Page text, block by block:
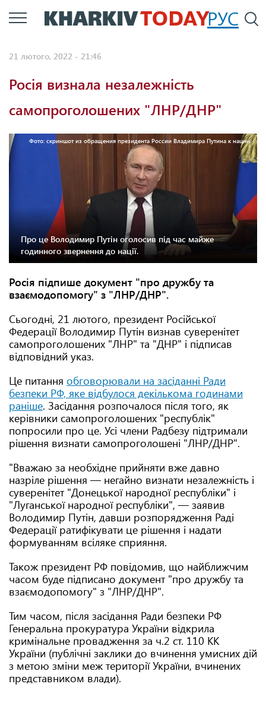
Перейти
до
РУС
21 лютого, 2022 - 21:46
Росія визнала незалежність
самопроголошених "ЛНР/ДНР"
Фото: скриншот из обращения президента России Владимира Путина к нации.
Про це Володимир Путін оголосив під час майже
годинного звернення до нації.
Росія підпише документ "про дружбу та
взаємодопомогу" з "ЛНР/ДНР".
Сьогодні, 21 лютого, президент Російської
Федерації Володимир Путін визнав суверенітет
самопроголошених "ЛНР" та "ДНР" і підписав
відповідний указ.
Це питання обговорювали на засіданні Ради
безпеки РФ, яке відбулося декількома годинами
раніше. Засідання розпочалося після того, як
керівники самопроголошених "республік"
попросили про це. Усі члени Радбезу підтримали
рішення визнати самопроголошені "ЛНР/ДНР".
"Вважаю за необхідне прийняти вже давно
назріле рішення — негайно визнати незалежність і
суверенітет "Донецької народної республіки" і
"Луганської народної республіки", — заявив
Володимир Путін, давши розпорядження Раді
Федерації ратифікувати це рішення і надати
формуванням всіляке сприяння.
Також президент РФ повідомив, що найближчим
часом буде підписано документ "про дружбу та
взаємодопомогу" з "ЛНР/ДНР".
Тим часом, після засідання Ради безпеки РФ
Генеральна прокуратура України відкрила
кримінальне провадження за ч.2 ст. 110 КК
України (публічні заклики до вчинення умисних дій
з метою зміни меж території України, вчинених
представником влади).